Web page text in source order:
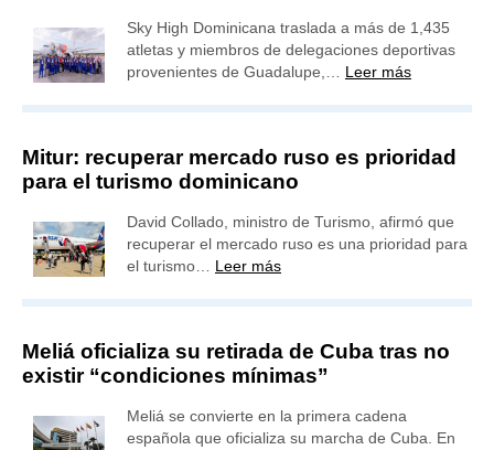
Sky High Dominicana traslada a más de 1,435
atletas y miembros de delegaciones deportivas
provenientes de Guadalupe,… Leer más
Mitur: recuperar mercado ruso es prioridad
para el turismo dominicano
David Collado, ministro de Turismo, afirmó que
recuperar el mercado ruso es una prioridad para
el turismo… Leer más
Meliá oficializa su retirada de Cuba tras no
existir “condiciones mínimas”
Meliá se convierte en la primera cadena
española que oficializa su marcha de Cuba. En